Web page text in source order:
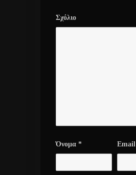
Σχόλιο
Όνομα * Email